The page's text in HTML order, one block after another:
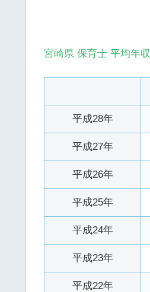
宮崎県 保育士 平均年収
平成28年
平成27年
平成26年
平成25年
平成24年
平成23年
平成22年